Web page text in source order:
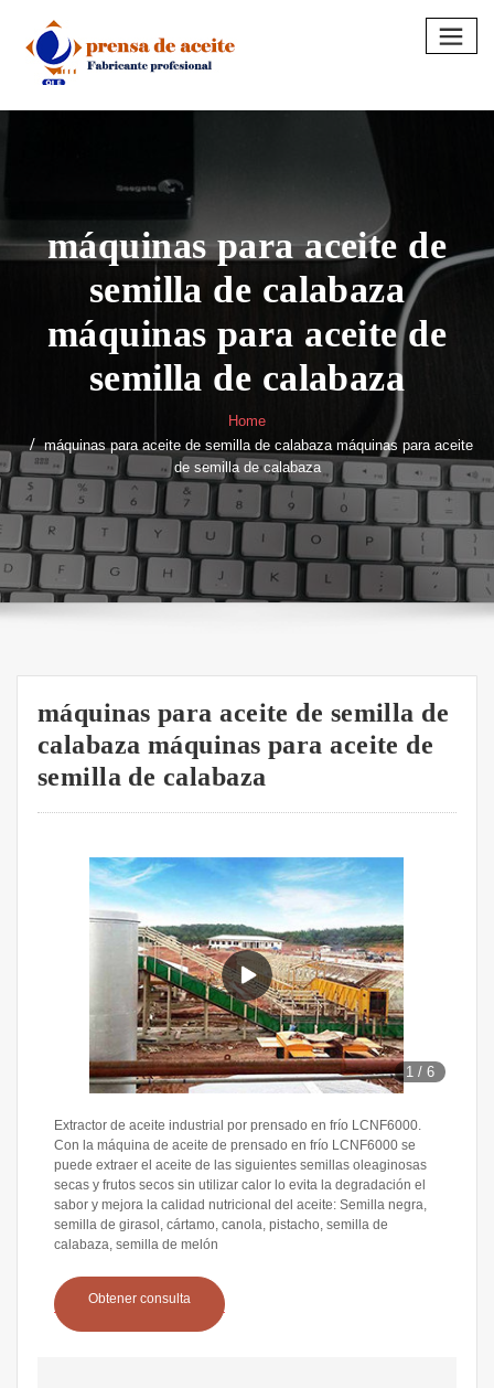
content
máquinas para aceite de
semilla de calabaza
máquinas para aceite de
semilla de calabaza
Home
máquinas para aceite de semilla de calabaza máquinas para aceite
de semilla de calabaza
máquinas para aceite de semilla de
calabaza máquinas para aceite de
semilla de calabaza
1 /6
Extractor de aceite industrial por prensado en frío LCNF6000.
Con la máquina de aceite de prensado en frío LCNF6000 se
puede extraer el aceite de las siguientes semillas oleaginosas
secas y frutos secos sin utilizar calor lo evita la degradación el
sabor y mejora la calidad nutricional del aceite: Semilla negra,
semilla de girasol, cártamo, canola, pistacho, semilla de
calabaza, semilla de melón
Obtener consulta